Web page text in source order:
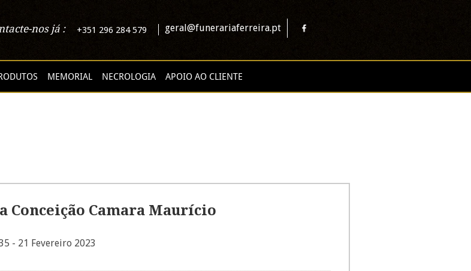
nos já : +351 296 284 579 geral@funerariaferreira.pt
MEMORIAL NECROLOGIA APOIO AO CLIENTE
Conceição Camara Maurício
- 21 Fevereiro 2023